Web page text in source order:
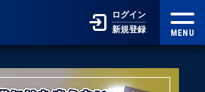
ログイン
新規登録
MENU